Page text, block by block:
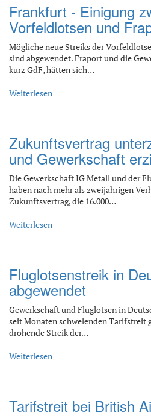
Frankfurt - Einigung
Vorfeldlotsen und
Mögliche neue Streiks der
sind abgewendet. Fraport und die
kurz GdF, hätten sich…
Weiterlesen
Zukunftsvertrag
und Gewerkschaft
Die Gewerkschaft IG Metall und der
haben nach mehr als zweijährigen
Zukunftsvertrag, die 16.000…
Weiterlesen
Fluglotsenstreik in
abgewendet
Gewerkschaft und Fluglotsen in
seit Monaten schwelenden Tarifstreit
drohende Streik der…
Weiterlesen
Tarifstreit bei British